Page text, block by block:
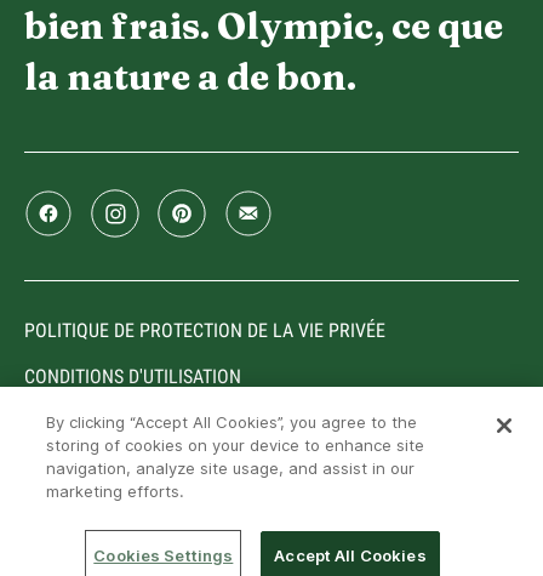
bien frais. Olympic, ce que
la nature a de bon.
POLITIQUE DE PROTECTION DE LA VIE PRIVÉE
CONDITIONS D'UTILISATION
Marques enregistrées ou utilisées sous licence par Lactalis
Canada, Toronto, Ontario, M9C 5J1. © Lactalis Canada,
By clicking “Accept All Cookies”, you agree to the
storing of cookies on your device to enhance site
navigation, analyze site usage, and assist in our
marketing efforts.
Cookies Settings Accept All Cookies